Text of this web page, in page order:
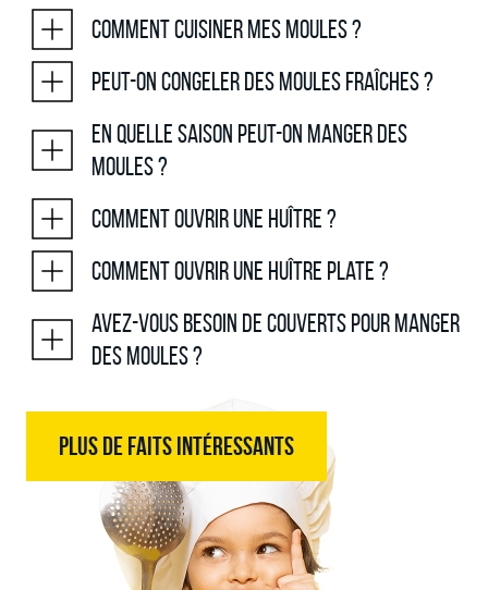
Comment cuisiner mes moules ?
Peut-on congeler des moules fraîches ?
En quelle saison peut-on manger des
moules ?
Comment ouvrir une huître ?
Comment ouvrir une huître plate ?
Avez-vous besoin de couverts pour manger
des moules ?
PLUS DE FAITS INTÉRESSANTS